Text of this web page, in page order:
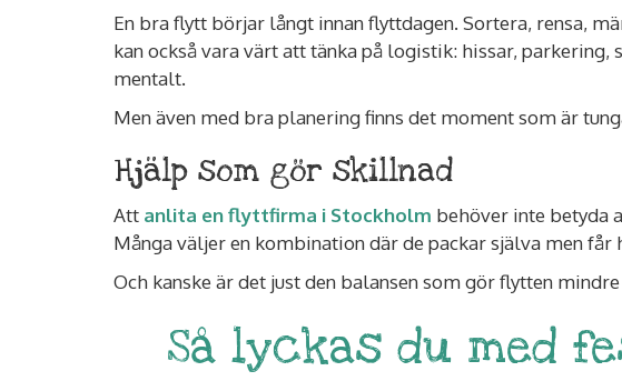
En bra flytt börjar långt innan flyttdagen. Sortera, rensa,
kan också vara värt att tänka på logistik: hissar,
mentalt.
Men även med bra planering finns det moment som är
Hjälp som gör skillnad
Att anlita en flyttfirma i Stockholm behöver inte betyda
Många väljer en kombination där de packar själva men får
Och kanske är det just den balansen som gör flytten
Så lyckas du med